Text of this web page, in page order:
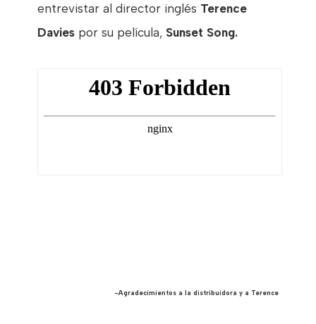
entrevistar al director inglés Terence
Davies por su película, Sunset Song.
-Agradecimientos a la distribuidora y a Terence